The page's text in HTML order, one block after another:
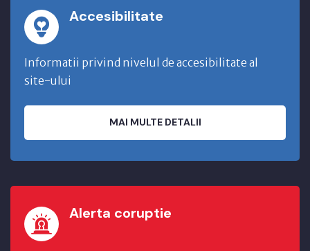
Accesibilitate
Informatii privind nivelul de accesibilitate al
site-ului
MAI MULTE DETALII
Alerta coruptie